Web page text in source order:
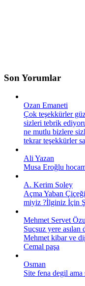
Son Yorumlar
Ozan Emaneti
Çok teşekkürler
sizleri tebrik
ne mutlu bizlere
tekrar teşekkürler
Ali Yazan
Musa Eroğlu
A. Kerim Soley
Açma Yaban
miyiz ?İlginiz İçin
Mehmet Servet
Suçsuz yere asılan
Mehmet kibar ve
Cemal paşa
Osman
Site fena degil